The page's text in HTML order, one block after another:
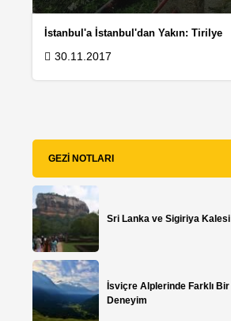
İstanbul'a İstanbul'dan Yakın: Tirilye
30.11.2017
GEZI NOTLARI
Sri Lanka ve Sigiriya Kalesi
İsviçre Alplerinde Farklı Bir
Deneyim